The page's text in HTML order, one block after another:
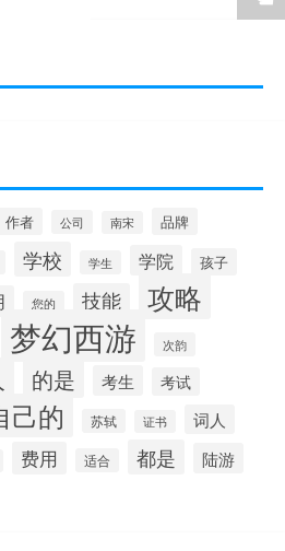
作者 公司 南宋 品牌
学校 学生 学院 孩子
您的 技能 攻略
梦幻西游 次韵
的是 考生 考试
己的 苏轼 证书 词人
费用 适合 都是 陆游